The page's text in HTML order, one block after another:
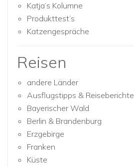
Katja’s Kolumne
Produkttest’s
Katzengespräche
Reisen
andere Länder
Ausflugstipps & Reiseberichte
Bayerischer Wald
Berlin & Brandenburg
Erzgebirge
Franken
Küste